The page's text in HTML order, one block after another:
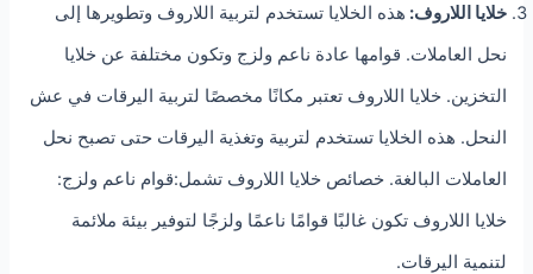
خلايا اللاروف: هذه الخلايا تستخدم لتربية اللاروف وتطويرها إلى
نحل العاملات. قوامها عادة ناعم ولزج وتكون مختلفة عن خلايا
التخزين. خلايا اللاروف تعتبر مكانًا مخصصًا لتربية اليرقات في عش
النحل. هذه الخلايا تستخدم لتربية وتغذية اليرقات حتى تصبح نحل
العاملات البالغة. خصائص خلايا اللاروف تشمل:قوام ناعم ولزج:
خلايا اللاروف تكون غالبًا قوامًا ناعمًا ولزجًا لتوفير بيئة ملائمة
لتنمية اليرقات.